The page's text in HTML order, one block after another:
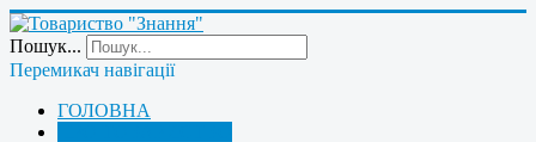
Пошук...
Перемикач навігації
ГОЛОВНА